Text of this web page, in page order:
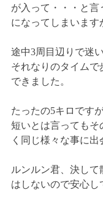
が入って・・・と言
になってしまいます
途中3周目辺りで迷
それなりのタイム
できました。
たったの5キロです
短いとは言ってもそ
く同じ様々な事に出
ルンルン君、決して
はしないので安心し